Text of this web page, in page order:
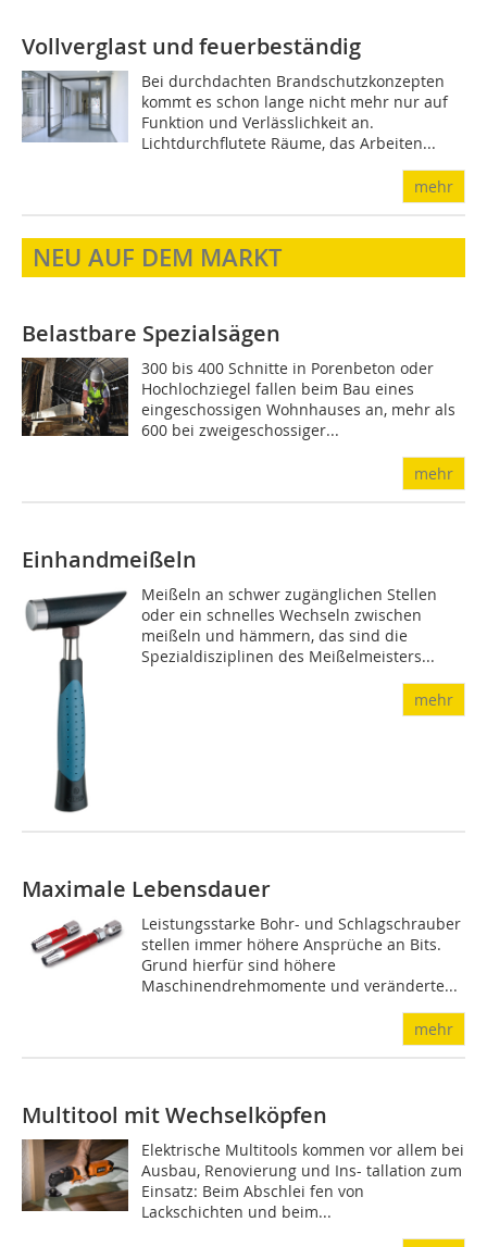
Vollverglast und feuerbeständig
Bei durchdachten Brandschutzkonzepten
kommt es schon lange nicht mehr nur auf
Funktion und Verlässlichkeit an.
Lichtdurchflutete Räume, das Arbeiten...
mehr
NEU AUF DEM MARKT
Belastbare Spezialsägen
300 bis 400 Schnitte in Porenbeton oder
Hochlochziegel fallen beim Bau eines
eingeschossigen Wohnhauses an, mehr als
600 bei zweigeschossiger...
mehr
Einhandmeißeln
Meißeln an schwer zugänglichen Stellen
oder ein schnelles Wechseln zwischen
meißeln und hämmern, das sind die
Spezialdisziplinen des Meißelmeisters...
mehr
Maximale Lebensdauer
Leistungsstarke Bohr- und Schlagschrauber
stellen immer höhere Ansprüche an Bits.
Grund hierfür sind höhere
Maschinendrehmomente und veränderte...
mehr
Multitool mit Wechselköpfen
Elektrische Multitools kommen vor allem bei
Ausbau, Renovierung und Ins- tallation zum
Einsatz: Beim Abschlei fen von
Lackschichten und beim...